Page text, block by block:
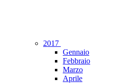
2017
Gennaio
Febbraio
Marzo
Aprile